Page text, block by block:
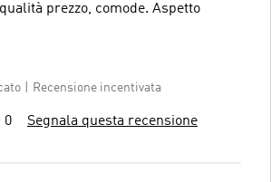
prezzo, comode. Aspetto
Recensione incentivata
0 Segnala questa recensione